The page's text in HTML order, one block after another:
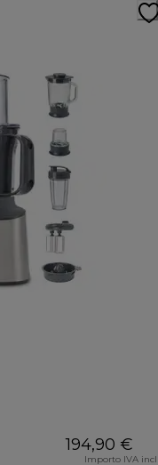
194,90 €
Importo IVA